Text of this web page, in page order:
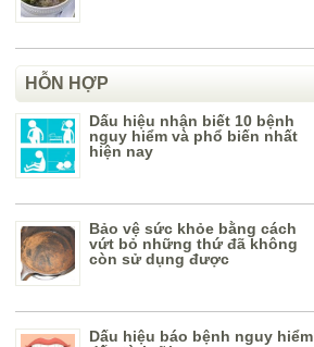
HỖN HỢP
Dấu hiệu nhận biết 10 bệnh
nguy hiểm và phổ biến nhất
hiện nay
Bảo vệ sức khỏe bằng cách
vứt bỏ những thứ đã không
còn sử dụng được
Dấu hiệu báo bệnh nguy hiểm